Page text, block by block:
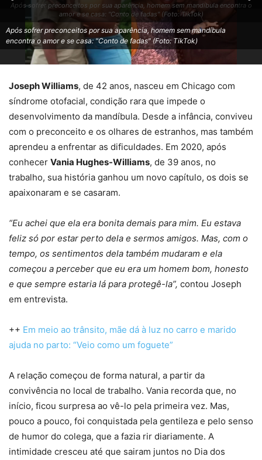
Após sofrer preconceitos por sua aparência, homem sem mandíbula encontra o
amor e se casa: "Conto de fadas" (Foto: TikTok)
Após sofrer preconceitos por sua aparência, homem sem mandíbula
encontra o amor e se casa: "Conto de fadas" (Foto: TikTok)
Joseph Williams, de 42 anos, nasceu em Chicago com
síndrome otofacial, condição rara que impede o
desenvolvimento da mandíbula. Desde a infância, conviveu
com o preconceito e os olhares de estranhos, mas também
aprendeu a enfrentar as dificuldades. Em 2020, após
conhecer Vania Hughes-Williams, de 39 anos, no
trabalho, sua história ganhou um novo capítulo, os dois se
apaixonaram e se casaram.
“Eu achei que ela era bonita demais para mim. Eu estava
feliz só por estar perto dela e sermos amigos. Mas, com o
tempo, os sentimentos dela também mudaram e ela
começou a perceber que eu era um homem bom, honesto
e que sempre estaria lá para protegê-la”, contou Joseph
em entrevista.
++ Em meio ao trânsito, mãe dá à luz no carro e marido
ajuda no parto: “Veio como um foguete”
A relação começou de forma natural, a partir da
convivência no local de trabalho. Vania recorda que, no
início, ficou surpresa ao vê-lo pela primeira vez. Mas,
pouco a pouco, foi conquistada pela gentileza e pelo senso
de humor do colega, que a fazia rir diariamente. A
intimidade cresceu até que sairam juntos no Dia dos